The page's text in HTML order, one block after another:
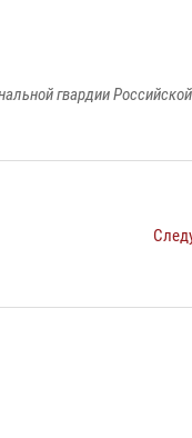
гвардии